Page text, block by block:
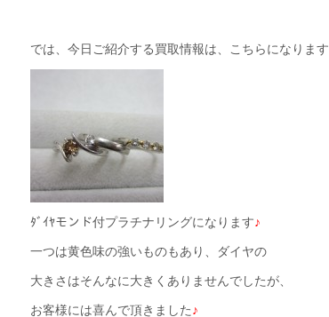
では、今日ご紹介する買取情報は、こちらになります
ﾀﾞｲﾔモンド付プラチナリングになります♪
一つは黄色味の強いものもあり、ダイヤの
大きさはそんなに大きくありませんでしたが、
お客様には喜んで頂きました ♪